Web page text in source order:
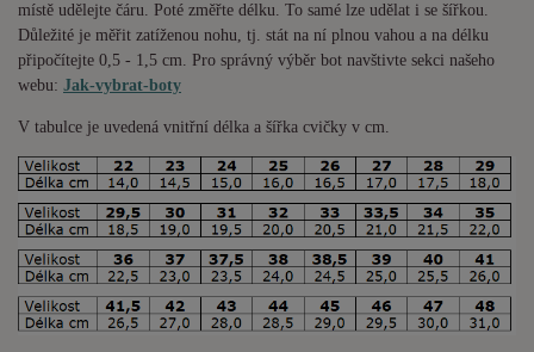
místě udělejte čáru. Poté změřte délku. To samé lze udělat i se šířkou.
Důležité je měřit zatíženou nohu, tj. stát na ní plnou vahou a na délku
připočítejte 0,5 - 1,5 cm. Pro správný výběr bot navštivte sekci našeho
webu: Jak-vybrat-boty
V tabulce je uvedená vnitřní délka a šířka cvičky v cm.